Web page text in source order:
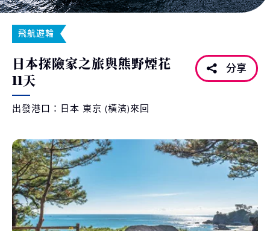
飛航遊輪
日本探險家之旅與熊野煙花
11天
出發港口：日本 東京 (橫濱)來回
分享